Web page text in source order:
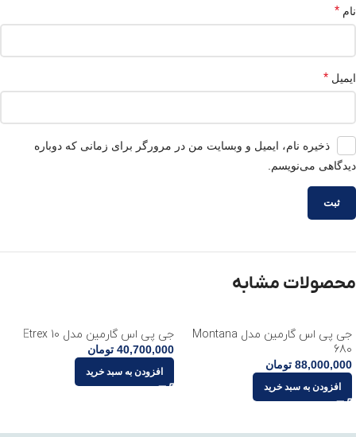
نام *
ایمیل *
ذخیره نام، ایمیل و وبسایت من در مرورگر برای زمانی که دوباره
دیدگاهی می‌نویسم.
محصولات مشابه
جی پی اس گارمین مدل Montana
680
88,000,000 تومان
افزودن به سبد خرید
جی پی اس گارمین مدل Etrex 10
40,700,000 تومان
افزودن به سبد خرید